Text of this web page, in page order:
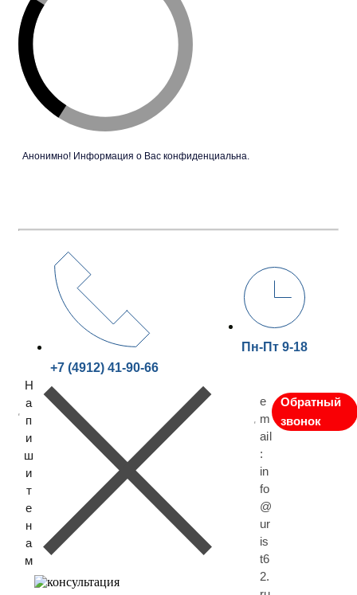
Анонимно! Информация о Вас конфиденциальна.
+7 (4912) 41-90-66
Пн-Пт 9-18
Н
а
п
и
ш
и
т
е
н
а
м
e
m
ail
:
in
fo
@
ur
is
t6
2.
Обратный
звонок